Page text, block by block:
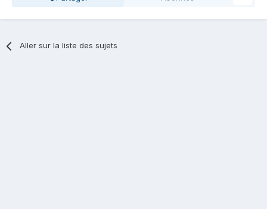
Aller sur la liste des sujets